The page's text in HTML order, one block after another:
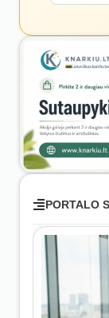
PORTALO